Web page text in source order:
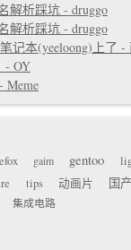
解析踩坑 - druggo
解析踩坑 - druggo
记本(yeeloong)上了 -
- OY
Meme
gaim gentoo
tips 动画片 国
集成电路